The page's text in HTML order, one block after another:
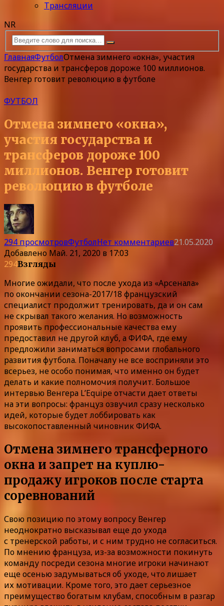
Трансляции
NR
ГлавнаяФутболОтмена зимнего «окна», участия
государства и трансферов дороже 100 миллионов.
Венгер готовит революцию в футболе
ФУТБОЛ
Отмена зимнего «окна»,
участия государства и
трансферов дороже 100
миллионов. Венгер готовит
революцию в футболе
294 просмотровФутболНет комментариев21.05.2020
Добавлено Май. 21, 2020 в 17:03
294Взгляды
Многие ожидали, что после ухода из «Арсенала»
по окончании сезона-2017/18 французский
специалист продолжит тренировать, да и он сам
не скрывал такого желания. Но возможность
проявить профессиональные качества ему
предоставил не другой клуб, а ФИФА, где ему
предложили заниматься вопросами глобального
развития футбола. Поначалу не все восприняли это
всерьез, не особо понимая, что именно он будет
делать и какие полномочия получит. Большое
интервью Венгера L’Equipe отчасти дает ответы
на эти вопросы: француз озвучил сразу несколько
идей, которые будет лоббировать как
высокопоставленный чиновник ФИФА.
Отмена зимнего трансферного
окна и запрет на куплю-
продажу игроков после старта
соревнований
Свою позицию по этому вопросу Венгер
неоднократно высказывал еще до ухода
с тренерской работы, и с ним трудно не согласиться.
По мнению француза, из-за возможности покинуть
команду посреди сезона многие игроки начинают
еще осенью задумываться об уходе, что лишает
их мотивации. Кроме того, это дает серьезное
преимущество богатым клубам, способным в разгар